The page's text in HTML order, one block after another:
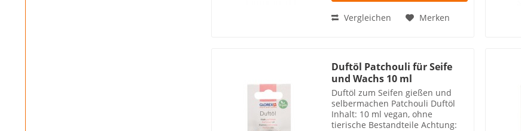
Vergleichen Merken
Duftöl Patchouli für Seife
und Wachs 10 ml
Duftöl zum Seifen gießen und
selbermachen Patchouli Duftöl
Inhalt: 10 ml vegan, ohne
tierische Bestandteile Achtung: